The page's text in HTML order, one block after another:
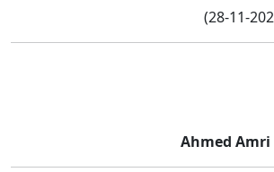
Ahmed Amri